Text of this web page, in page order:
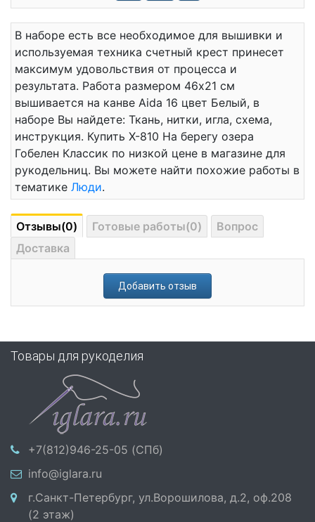
В наборе есть все необходимое для вышивки и
используемая техника счетный крест принесет
максимум удовольствия от процесса и
результата. Работа размером 46x21 см
вышивается на канве Aida 16 цвет Белый, в
наборе Вы найдете: Ткань, нитки, игла, схема,
инструкция. Купить X-810 На берегу озера
Гобелен Классик по низкой цене в магазине для
рукодельниц. Вы можете найти похожие работы в
тематике Люди.
Отзывы(0) Готовые работы(0)
Вопрос
Доставка
Добавить отзыв
Товары для рукоделия
+7(812)946-25-05 (СПб)
info@iglara.ru
г.Санкт-Петербург, ул.Ворошилова, д.2, оф.208
(2 этаж)